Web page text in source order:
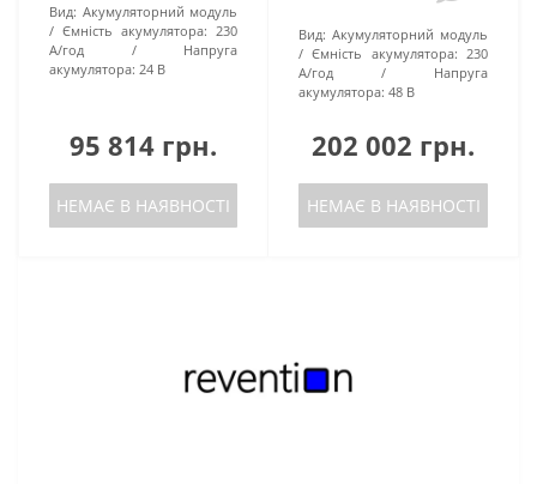
Вид: Акумуляторний модуль
Ємність акумулятора: 230
А/год
Напруга
акумулятора: 24 В
95 814 грн.
НЕМАЄ В НАЯВНОСТІ
Вид: Акумуляторний модуль
Ємність акумулятора: 230
А/год
Напруга
акумулятора: 48 В
202 002 грн.
НЕМАЄ В НАЯВНОСТІ